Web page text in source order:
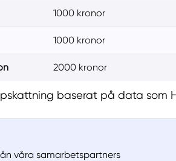
1000 kronor
1000 kronor
2000 kronor
baserat på data som
våra samarbetspartners